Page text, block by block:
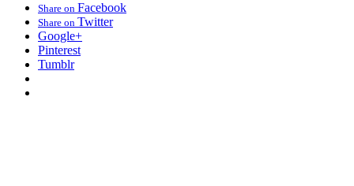
Share on Facebook
Share on Twitter
Google+
Pinterest
Tumblr